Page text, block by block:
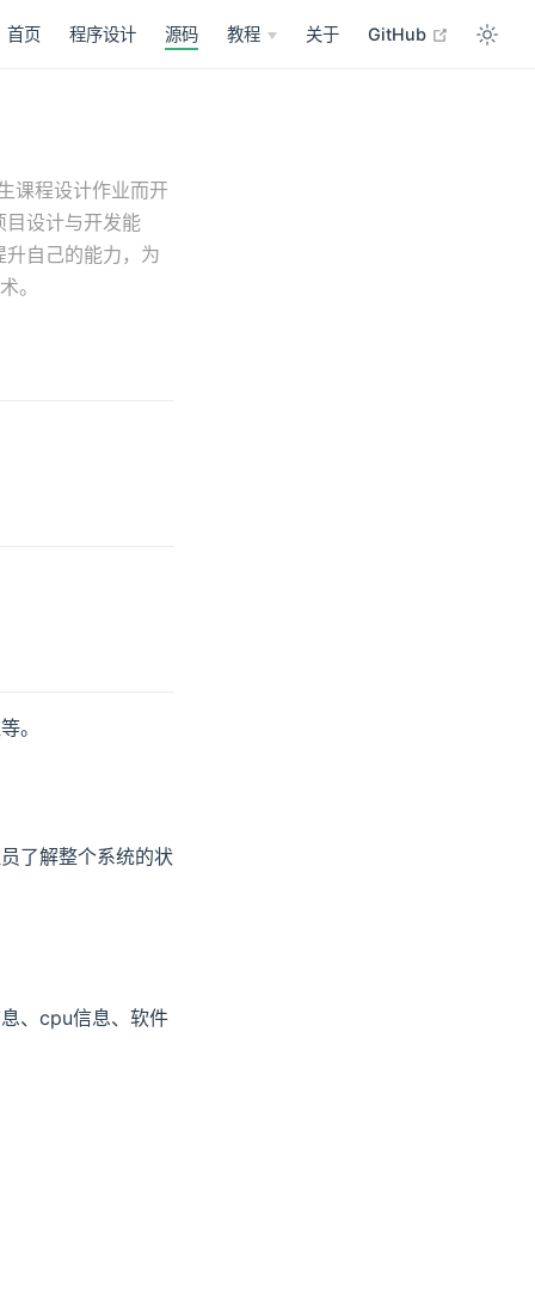
首页 程序设计 源码 教程 关于 GitHub open in
课程设计作业而开
设计与开发能
自己的能力，为
。
。
了解整个系统的状
、cpu信息、软件